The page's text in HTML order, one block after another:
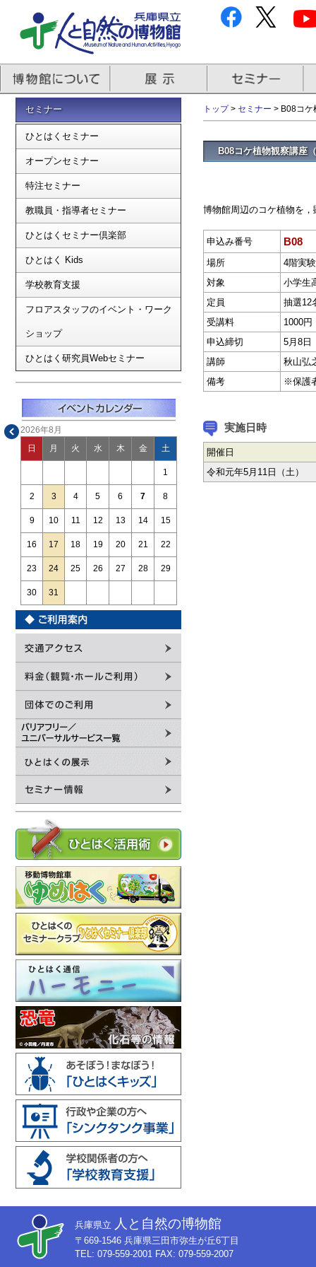
セミナー
ひとはくセミナー
オープンセミナー
特注セミナー
教職員・指導者セミナー
ひとはくセミナー倶楽部
ひとはく Kids
学校教育支援
フロアスタッフのイベント・ワーク
ショップ
ひとはく研究員Webセミナー
2026年8月
日 月 火 水 木 金 土
1
2 3 4 5 6 7 8
9 10 11 12 13 14 15
16 17 18 19 20 21 22
23 24 25 26 27 28 29
30 31
トップ> セミナー > B08コケ
B08コケ植物観察講座
博物館周辺のコケ植物を
申込み番号 B08
場所
4階実
対象
小学生
定員
抽選12
受講料
1000円
申込締切
5月8日
講師
秋山弘
備考
※保護
実施日時
開催日
令和元年5月11日（土）
兵庫県立 人と自然の博物館
〒669-1546 兵庫県三田市弥生が丘6丁目
TEL: 079-559-2001 FAX: 079-559-2007